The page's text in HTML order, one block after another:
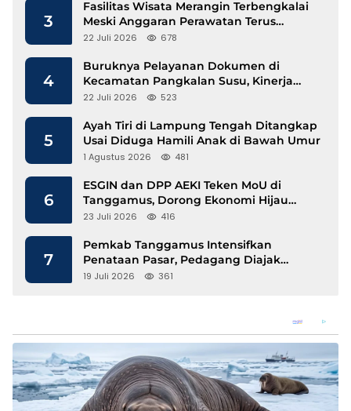
3
Fasilitas Wisata Merangin Terbengkalai
Meski Anggaran Perawatan Terus
Mengalir
22 Juli 2026 678
4
Buruknya Pelayanan Dokumen di
Kecamatan Pangkalan Susu, Kinerja
Disdukcapil Langkat Disorot
22 Juli 2026 523
5
Ayah Tiri di Lampung Tengah Ditangkap
Usai Diduga Hamili Anak di Bawah Umur
1 Agustus 2026 481
6
ESGIN dan DPP AEKI Teken MoU di
Tanggamus, Dorong Ekonomi Hijau
Berbasis Kopi dan Perdagangan Karbon
23 Juli 2026 416
7
Pemkab Tanggamus Intensifkan
Penataan Pasar, Pedagang Diajak
Tempati Pasar Modern Talang Padang
19 Juli 2026 361